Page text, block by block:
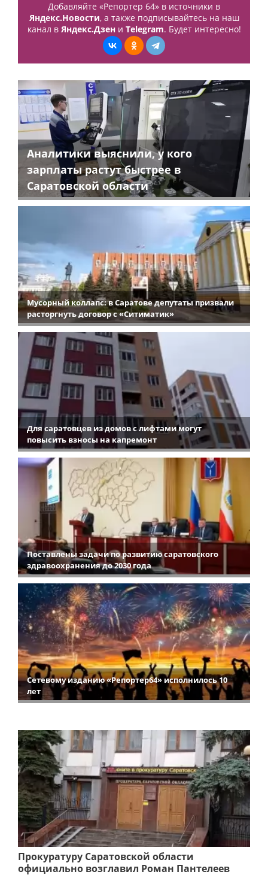
Добавляйте «Репортер 64» в источники в
Яндекс.Новости, а также подписывайтесь на наш
канал в Яндекс.Дзени Telegram. Будет интересно!
Аналитики выяснили, у кого
зарплаты растут быстрее в
Саратовской области
Мусорный коллапс: в Саратове депутаты призвали
расторгнуть договор с «Ситиматик»
Для саратовцев из домов с лифтами могут
повысить взносы на капремонт
Поставлены задачи по развитию саратовского
здравоохранения до 2030 года
Сетевому изданию «Репортер64» исполнилось 10
лет
Прокуратуру Саратовской области
официально возглавил Роман Пантелеев